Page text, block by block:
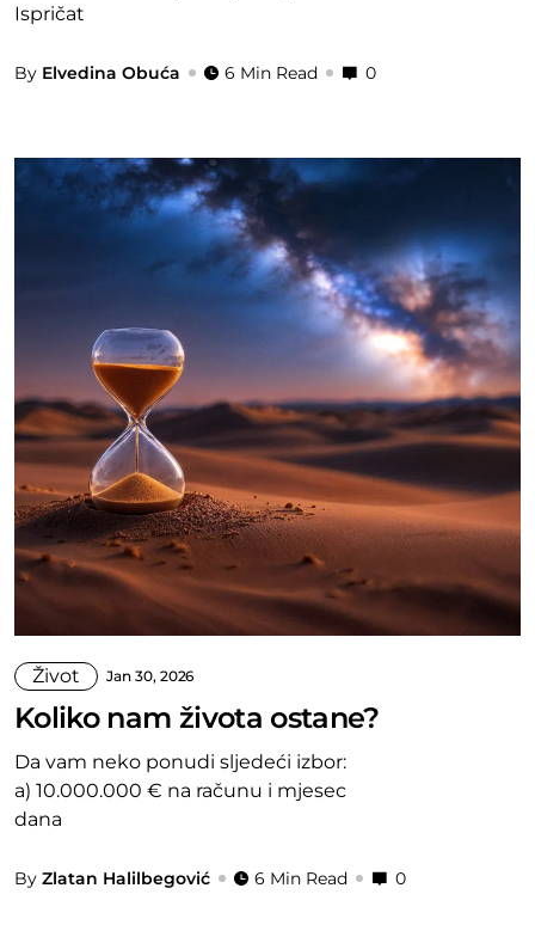
Ispričat
By Elvedina Obuća 6 Min Read 0
Život Jan 30, 2026
Koliko nam života ostane?
Da vam neko ponudi sljedeći izbor:
a) 10.000.000 € na računu i mjesec
dana
By Zlatan Halilbegović 6 Min Read 0